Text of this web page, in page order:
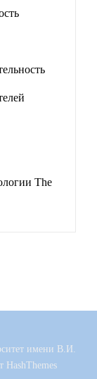
The
имени В.И.
HashThemes